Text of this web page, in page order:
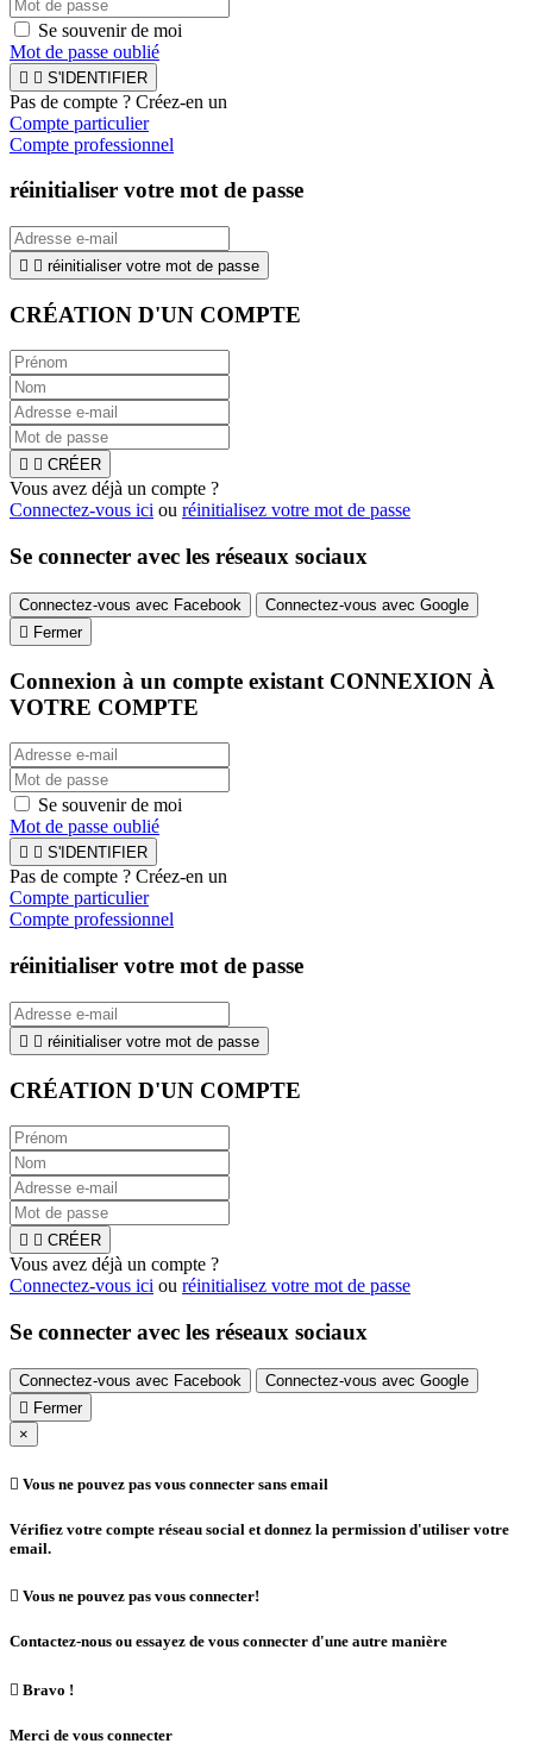
Se souvenir de moi
Mot de passe oublié
  S'IDENTIFIER
Pas de compte ? Créez-en un
Compte particulier
Compte professionnel
réinitialiser votre mot de passe
  réinitialiser votre mot de passe
CRÉATION D'UN COMPTE
  CRÉER
Vous avez déjà un compte ?
Connectez-vous ici ou réinitialisez votre mot de passe
Se connecter avec les réseaux sociaux
Connectez-vous avec Facebook
Connectez-vous avec Google
 Fermer
Connexion à un compte existant CONNEXION À
VOTRE COMPTE
Se souvenir de moi
Mot de passe oublié
  S'IDENTIFIER
Pas de compte ? Créez-en un
Compte particulier
Compte professionnel
réinitialiser votre mot de passe
  réinitialiser votre mot de passe
CRÉATION D'UN COMPTE
  CRÉER
Vous avez déjà un compte ?
Connectez-vous ici ou réinitialisez votre mot de passe
Se connecter avec les réseaux sociaux
Connectez-vous avec Facebook
Connectez-vous avec Google
 Fermer
×
 Vous ne pouvez pas vous connecter sans email
Vérifiez votre compte réseau social et donnez la permission d'utiliser votre
email.
 Vous ne pouvez pas vous connecter!
Contactez-nous ou essayez de vous connecter d'une autre manière
 Bravo !
Merci de vous connecter